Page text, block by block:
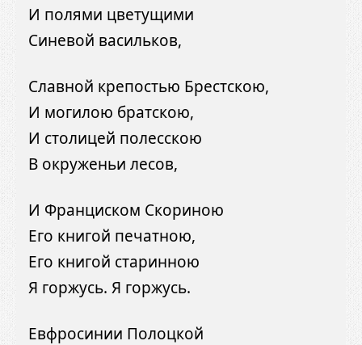
И полями цветущими
Синевой васильков,
Славной крепостью Брестскою,
И могилою братскою,
И столицей полесскою
В окруженьи лесов,
И Франциском Скориною
Его книгой печатною,
Его книгой старинною
Я горжусь. Я горжусь.
Евфросинии Полоцкой